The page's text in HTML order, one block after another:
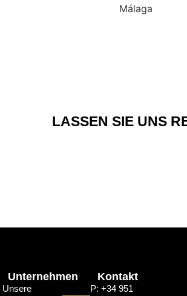
LASSEN SIE UNS
Unternehmen
Unsere
Kontakt
P: +34 951